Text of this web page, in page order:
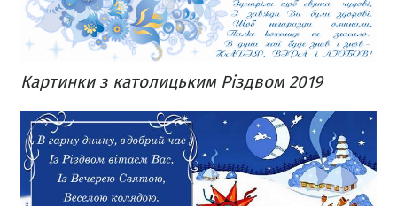
Картинки з католицьким Різдвом 2019